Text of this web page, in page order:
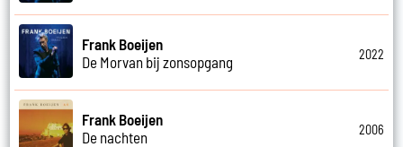
Frank Boeijen
De Morvan bij zonsopgang
2022
Frank Boeijen
De nachten
2006